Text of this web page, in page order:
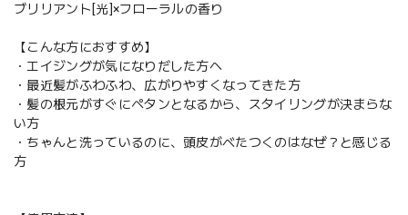
ブリリアント[光]×フローラルの香り
【こんな方におすすめ】
・エイジングが気になりだした方へ
・最近髪がふわふわ、広がりやすくなってきた方
・髪の根元がすぐにペタンとなるから、スタイリングが決まらな
い方
・ちゃんと洗っているのに、頭皮がべたつくのはなぜ？と感じる
方